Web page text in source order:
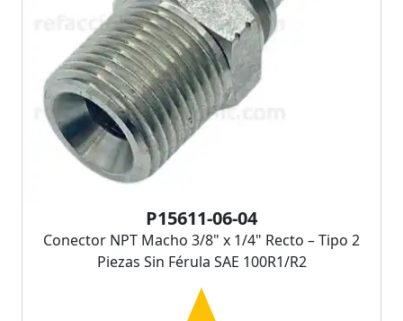
P15611-06-04
Conector NPT Macho 3/8" x 1/4" Recto – Tipo 2
Piezas Sin Férula SAE 100R1/R2